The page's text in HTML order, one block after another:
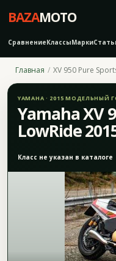
BAZAMOTO
СравнениеКлассыМарки
Главная XV 950 Pure
YAMAHA · 2015 МОДЕЛЬНЫЙ
Yamaha XV
LowRide
Класс не указан в каталоге